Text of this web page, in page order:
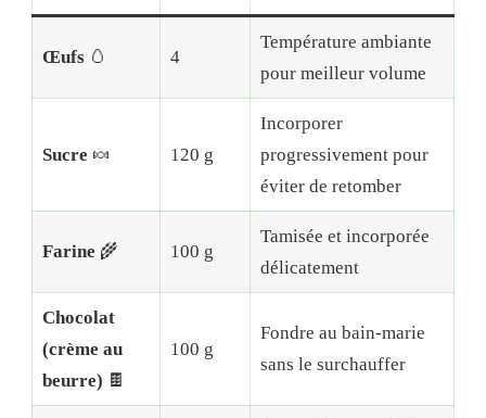
Œufs🥚 4
Température ambiante
pour meilleur volume
Sucre 🍬 120 g
Incorporer
progressivement pour
éviter de retomber
Farine 🌾 100 g
Tamisée et incorporée
délicatement
Chocolat
(crème au
beurre) 🍫
100 g
Fondre au bain‑marie
sans le surchauffer